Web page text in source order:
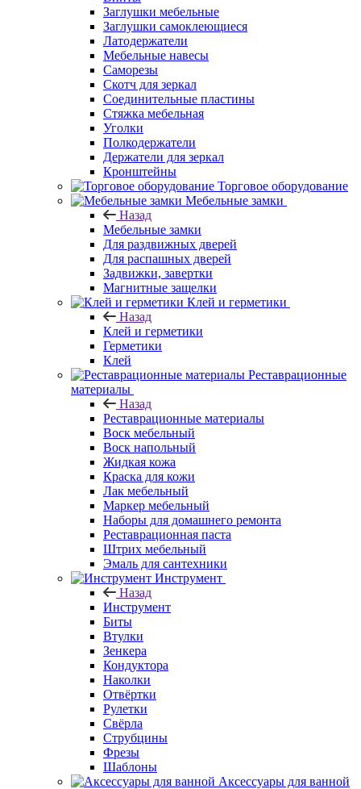
Заглушки мебельные
Заглушки самоклеющиеся
Латодержатели
Мебельные навесы
Саморезы
Скотч для зеркал
Соединительные пластины
Стяжка мебельная
Уголки
Полкодержатели
Держатели для зеркал
Кронштейны
Торговое оборудование
Мебельные замки
Назад
Мебельные замки
Для раздвижных дверей
Для распашных дверей
Задвижки, завертки
Магнитные защелки
Клей и герметики
Назад
Клей и герметики
Герметики
Клей
Реставрационные
материалы
Назад
Реставрационные материалы
Воск мебельный
Воск напольный
Жидкая кожа
Краска для кожи
Лак мебельный
Маркер мебельный
Наборы для домашнего ремонта
Реставрационная паста
Штрих мебельный
Эмаль для сантехники
Инструмент
Назад
Инструмент
Биты
Втулки
Зенкера
Кондуктора
Наколки
Отвёртки
Рулетки
Свёрла
Струбцины
Фрезы
Шаблоны
Аксессуары для ванной